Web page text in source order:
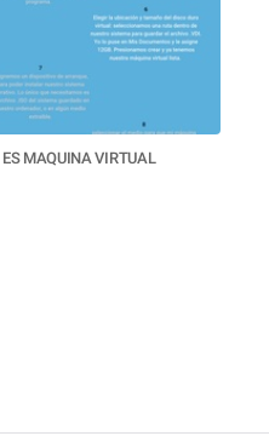
ES MAQUINA VIRTUAL